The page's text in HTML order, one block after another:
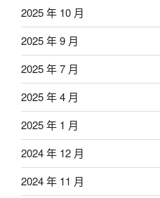
2025 年 10 月
2025 年 9 月
2025 年 7 月
2025 年 4 月
2025 年 1 月
2024 年 12 月
2024 年 11 月